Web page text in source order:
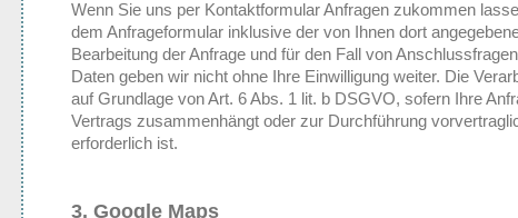
Wenn Sie uns per Kontaktformular Anfragen zukommen
dem Anfrageformular inklusive der von Ihnen dort
Bearbeitung der Anfrage und für den Fall von
Daten geben wir nicht ohne Ihre Einwilligung weiter. Die
auf Grundlage von Art. 6 Abs. 1 lit. b DSGVO, sofern Ihre
Vertrags zusammenhängt oder zur Durchführung
erforderlich ist.
3. Google Maps